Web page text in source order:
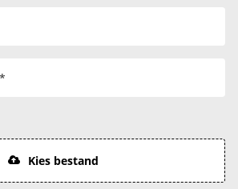
Kies bestand